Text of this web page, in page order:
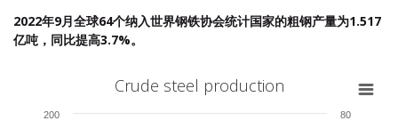
2022年9月全球64个纳入世界钢铁协会统计国家的粗钢产量为1.517
亿吨，同比提高3.7%。
Crude steel production
Combination chart with 6 data series.
Crude steel production
200 80